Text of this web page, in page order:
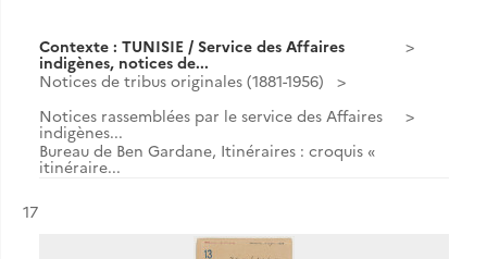
Contexte : TUNISIE / Service des Affaires
indigènes, notices de...
Notices de tribus originales (1881-1956)
Notices rassemblées par le service des Affaires
indigènes...
Bureau de Ben Gardane, Itinéraires : croquis «
itinéraire...
Résultat n°
17